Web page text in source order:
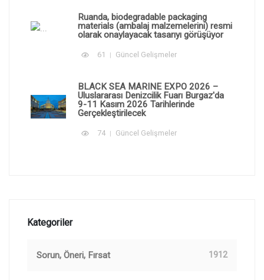
Ruanda, biodegradable packaging
materials (ambalaj malzemelerini) resmi
olarak onaylayacak tasarıyı görüşüyor
61 Güncel Gelişmeler
BLACK SEA MARINE EXPO 2026 –
Uluslararası Denizcilik Fuarı Burgaz'da
9-11 Kasım 2026 Tarihlerinde
Gerçekleştirilecek
74 Güncel Gelişmeler
Kategoriler
Sorun, Öneri, Fırsat 1912